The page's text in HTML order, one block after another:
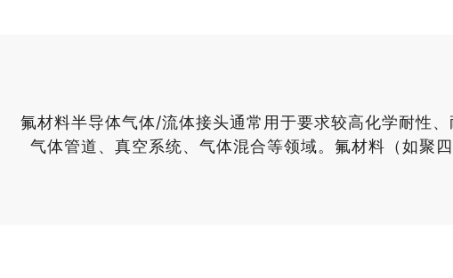
氟材料半导体气体/流体接头通常用于要求较高化学耐性
气体管道、真空系统、气体混合等领域。氟材料（如聚